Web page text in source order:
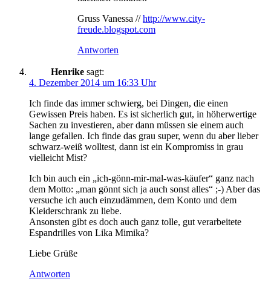
Gruss Vanessa //http://www.city-
freude.blogspot.com
Antworten
Henrike sagt:
4. Dezember 2014 um 16:33 Uhr
Ich finde das immer schwierg, bei Dingen, die einen
Gewissen Preis haben. Es ist sicherlich gut, in höherwertige
Sachen zu investieren, aber dann müssen sie einem auch
lange gefallen. Ich finde das grau super, wenn du aber lieber
schwarz-weiß wolltest, dann ist ein Kompromiss in grau
vielleicht Mist?
Ich bin auch ein „ich-gönn-mir-mal-was-käufer“ ganz nach
dem Motto: „man gönnt sich ja auch sonst alles“ ;-) Aber das
versuche ich auch einzudämmen, dem Konto und dem
Kleiderschrank zu liebe.
Ansonsten gibt es doch auch ganz tolle, gut verarbeitete
Espandrilles von Lika Mimika?
Liebe Grüße
Antworten